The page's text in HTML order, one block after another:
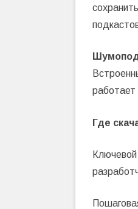
работает
Где